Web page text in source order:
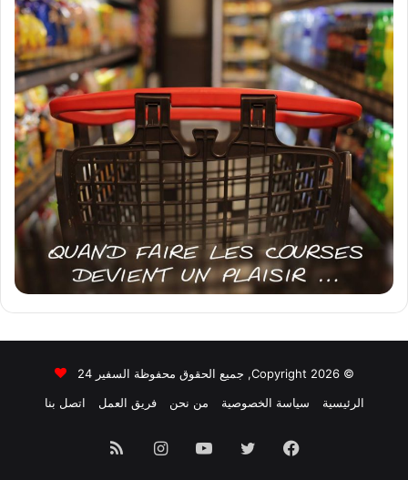
© Copyright 2026, جميع الحقوق محفوظة السفير 24
الرئيسية
سياسة الخصوصية من نحن فريق العمل اتصل بنا
فيسبوك تويتر يوتيوبانستقرامملخص